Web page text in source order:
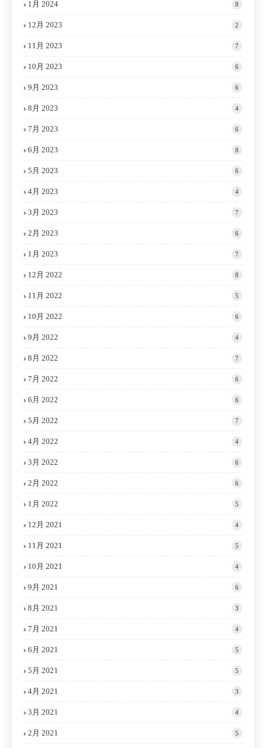
1月 2024 8
12月 2023 2
11月 2023 7
10月 2023 6
9月 2023 6
8月 2023 4
7月 2023 6
6月 2023 8
5月 2023 6
4月 2023 4
3月 2023 7
2月 2023 6
1月 2023 7
12月 2022 8
11月 2022 5
10月 2022 6
9月 2022 4
8月 2022 7
7月 2022 6
6月 2022 6
5月 2022 7
4月 2022 4
3月 2022 6
2月 2022 6
1月 2022 5
12月 2021 4
11月 2021 5
10月 2021 4
9月 2021 6
8月 2021 3
7月 2021 4
6月 2021 5
5月 2021 5
4月 2021 3
3月 2021 4
2月 2021 5